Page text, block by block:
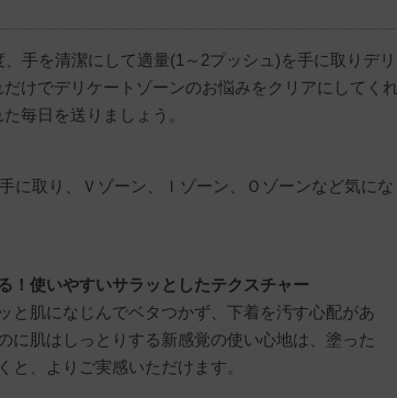
手を清潔にして適量(1～2プッシュ)を手に取りデリ
けでデリケートゾーンのお悩みをクリアにしてくれ
毎日を送りましょう。
に取り、Ｖゾーン、Ｉゾーン、Ｏゾーンなど気にな
！使いやすいサラッとしたテクスチャー
と肌になじんでベタつかず、下着を汚す心配があ
に肌はしっとりする新感覚の使い心地は、塗った
と、よりご実感いただけます。